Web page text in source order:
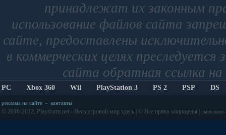
принадлежат их законным
использование файлов сайта
сайте, предоставлены
в коммерческих целях
сайта обратная ссылка
PC Xbox 360 Wii PlayStation 3 PS 2 PSP DS
реклама на сайте - контакты
© 2010-2012, Playtform.net - Весь игровой мир здесь | © Все права защищены | выполнено